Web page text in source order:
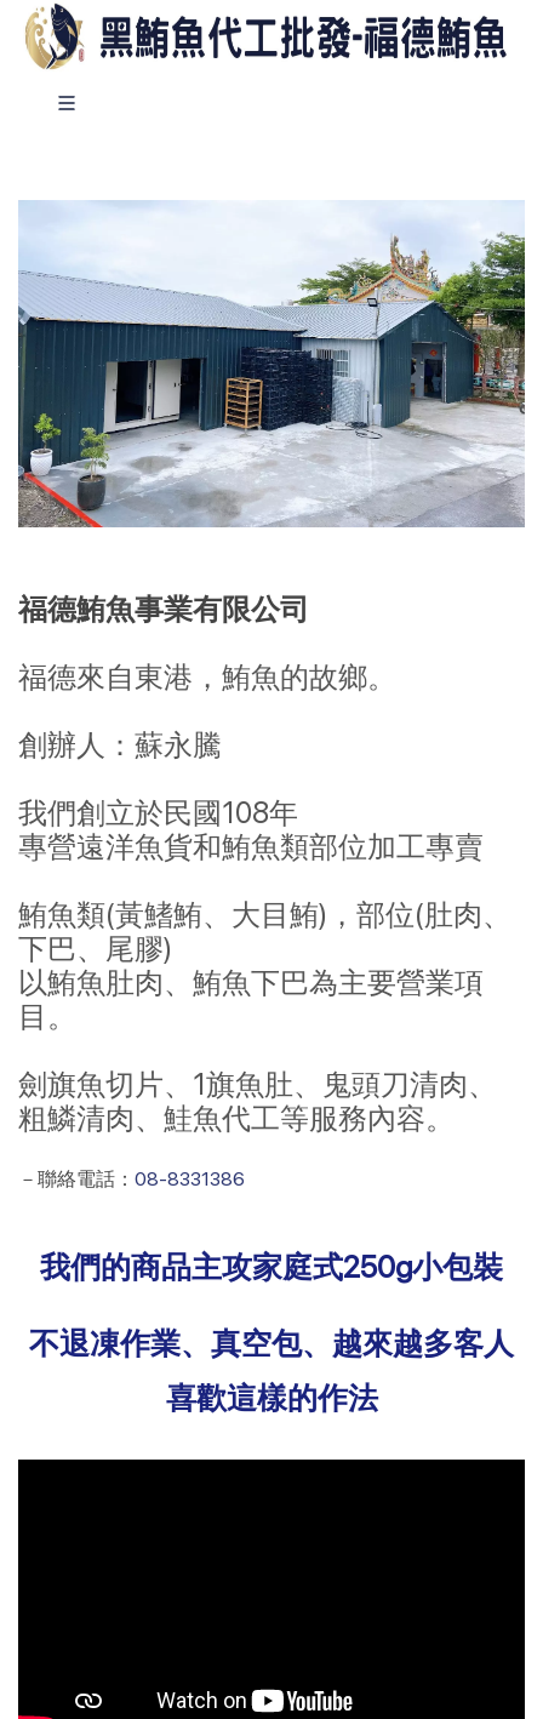
福德鮪魚事業有限公司
福德來自東港，鮪魚的故鄉。
創辦人：蘇永騰
我們創立於民國108年
專營遠洋魚貨和鮪魚類部位加工專賣
鮪魚類(黃鰭鮪、大目鮪)，部位(肚肉、
下巴、尾膠)
以鮪魚肚肉、鮪魚下巴為主要營業項
目。
劍旗魚切片、1旗魚肚、鬼頭刀清肉、
粗鱗清肉、鮭魚代工等服務內容。
－聯絡電話： 08-8331386
我們的商品主攻家庭式250g小包裝
不退凍作業、真空包、越來越多客人
喜歡這樣的作法